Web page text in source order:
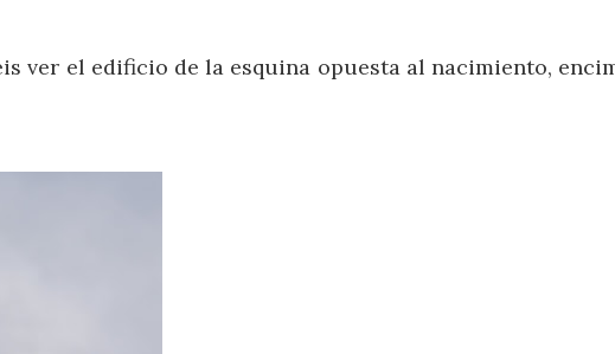
ver el edificio de la esquina opuesta al nacimiento,